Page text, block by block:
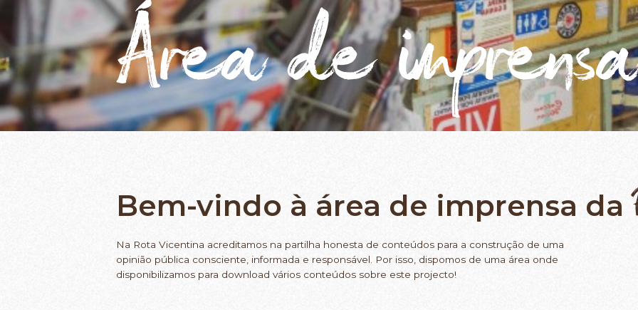
Área de imprensa
Bem-vindo à área de imprensa da
Na Rota Vicentina acreditamos na partilha honesta de conteúdos para a construção de uma
opinião pública consciente, informada e responsável. Por isso, dispomos de uma área onde
disponibilizamos para download vários conteúdos sobre este projecto!